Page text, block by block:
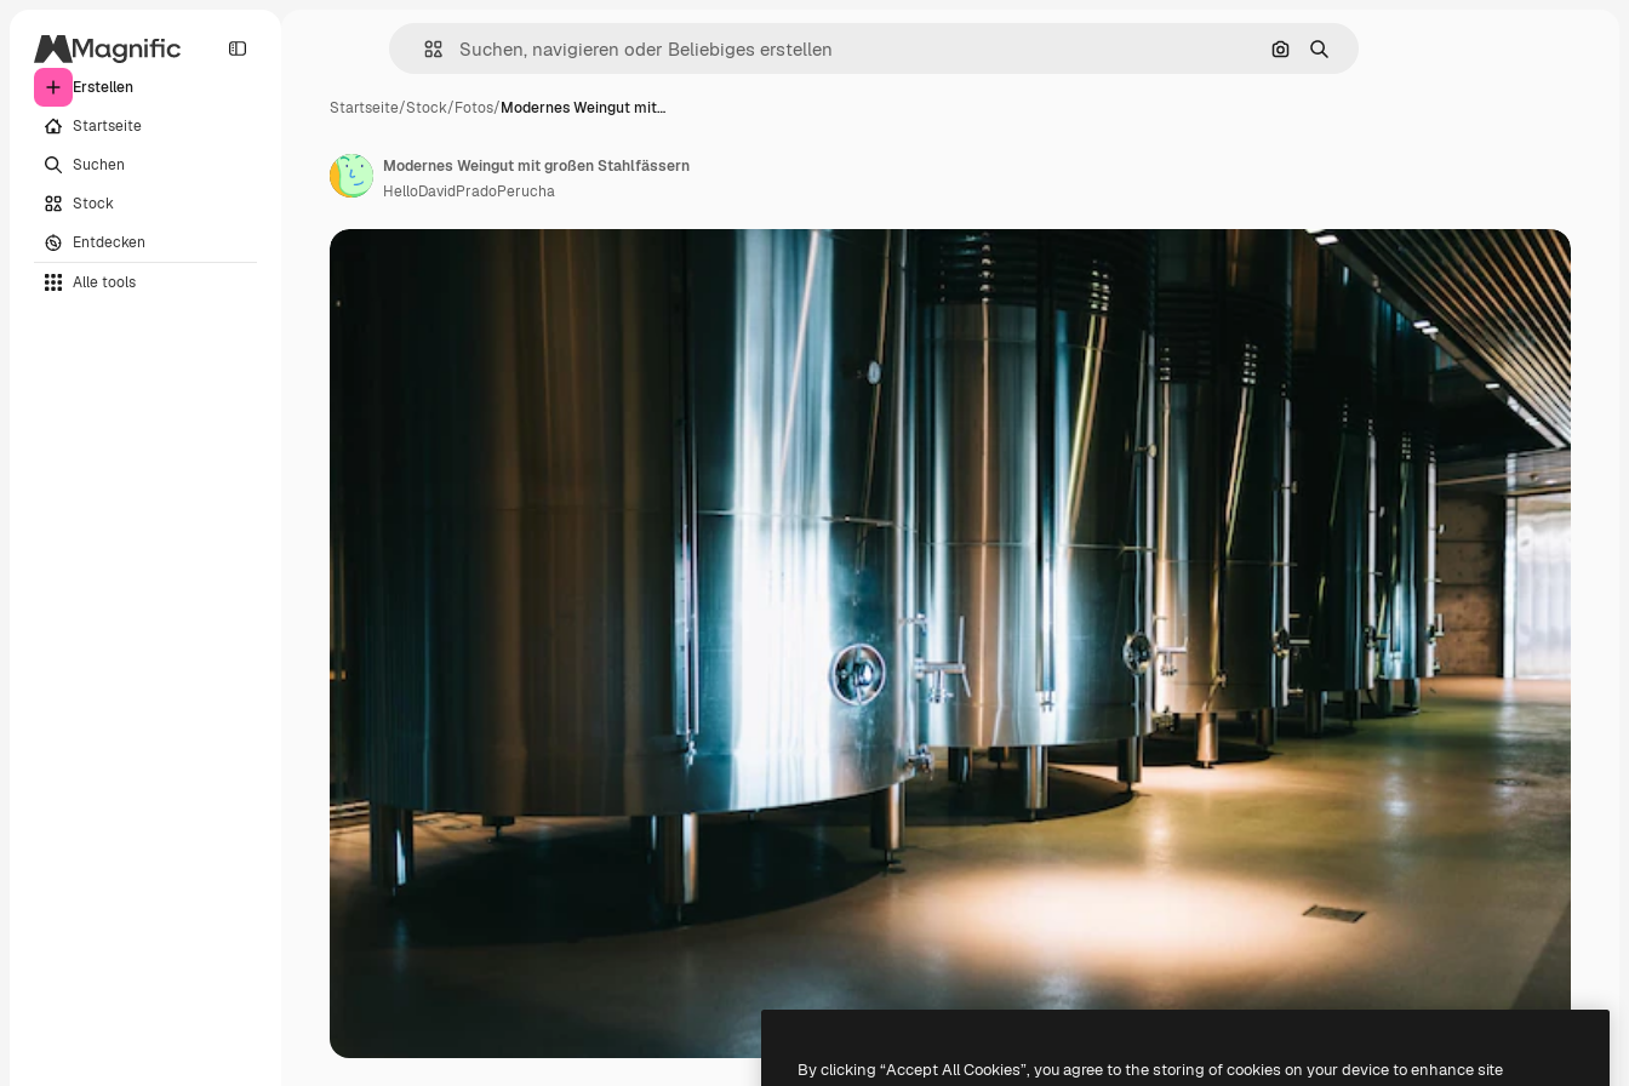
Erstellen
Startseite
Suchen
Stock
Entdecken
Alle tools
Nach Bild suchen
Suchen
Startseite/Stock/Fotos/Modernes Weingut mit…
Modernes Weingut mit großen Stahlfässern
HelloDavidPradoPerucha
By clicking “Accept All Cookies”, you agree to the storing of cookies on your device to enhance site